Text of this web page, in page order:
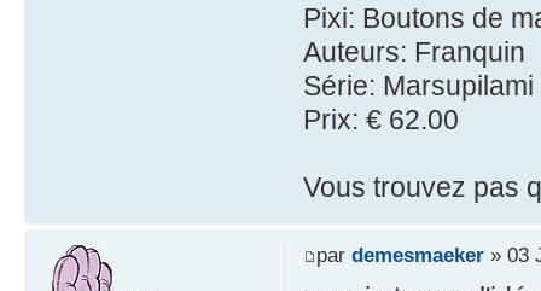
Pixi: Boutons de
Auteurs: Franquin
Série: Marsupilami
Prix: € 62.00
Vous trouvez pas
par demesmaeker» 03